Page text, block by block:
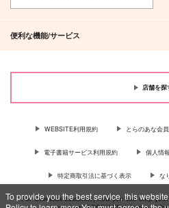
To provide you the best service, this
便利な機能/サービス
店舗を探
WEBSITE利用規約 とらのあな会
電子書籍サービス利用規約 個人情
特定商取引法に基づく表示 な
For Overseas customer, now you can ship